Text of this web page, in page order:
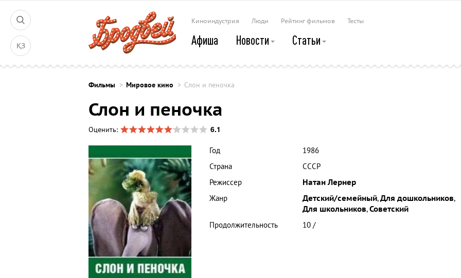
ҚЗ
Киноиндустрия Люди Рейтинг фильмов Тесты
Афиша Новости Статьи
Фильмы Мировое кино Слон и пеночка
Слон и пеночка
Оценить: 6.1
Год
1986
Страна
СССР
Режиссер
Натан Лернер
Жанр
Детский/семейный,Для дошкольников,
Для школьников,Советский
Продолжительность
10 /